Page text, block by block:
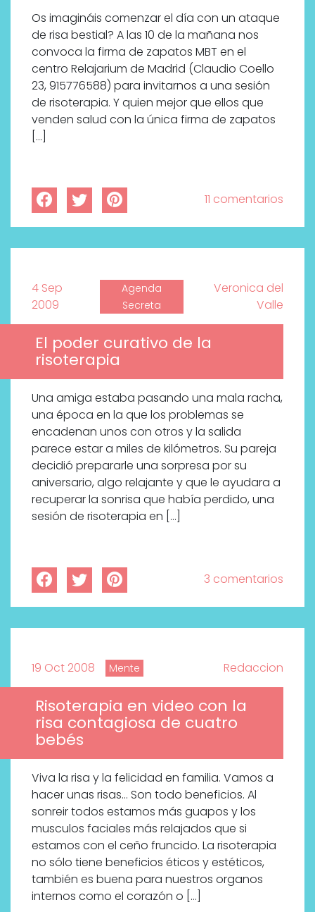
Os imagináis comenzar el día con un ataque
de risa bestial? A las 10 de la mañana nos
convoca la firma de zapatos MBT en el
centro Relajarium de Madrid (Claudio Coello
23, 915776588) para invitarnos a una sesión
de risoterapia. Y quien mejor que ellos que
venden salud con la única firma de zapatos
[…]
11 comentarios
4 Sep
2009
Agenda
Secreta
Veronica del
Valle
El poder curativo de la
risoterapia
Una amiga estaba pasando una mala racha,
una época en la que los problemas se
encadenan unos con otros y la salida
parece estar a miles de kilómetros. Su pareja
decidió prepararle una sorpresa por su
aniversario, algo relajante y que le ayudara a
recuperar la sonrisa que había perdido, una
sesión de risoterapia en […]
3 comentarios
19 Oct 2008 Mente Redaccion
Risoterapia en video con la
risa contagiosa de cuatro
bebés
Viva la risa y la felicidad en familia. Vamos a
hacer unas risas… Son todo beneficios. Al
sonreir todos estamos más guapos y los
musculos faciales más relajados que si
estamos con el ceño fruncido. La risoterapia
no sólo tiene beneficios éticos y estéticos,
también es buena para nuestros organos
internos como el corazón o […]